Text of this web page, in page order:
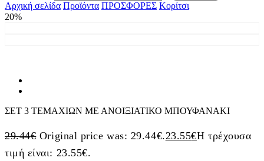
Αρχική σελίδα Προϊόντα ΠΡΟΣΦΟΡΕΣ Κορίτσι
20%
ΣΕΤ 3 ΤΕΜΑΧΙΩΝ ΜΕ ΑΝΟΙΞΙΑΤΙΚΟ ΜΠΟΥΦΑΝΑΚΙ
29.44€ Original price was: 29.44€.23.55€Η τρέχουσα
τιμή είναι: 23.55€.